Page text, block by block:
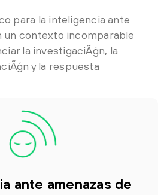
para la inteligencia ante
un contexto incomparable
la investigaciÃģn, la
y la respuesta
ante amenazas de